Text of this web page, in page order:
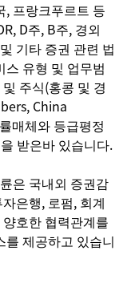
, 프랑크푸르트 등
D주, B주, 경외
기타 증권 관련 법
스 유형 및 업무범
주식(홍콩 및 경
China
매체와 등급평정
받은바 있습니다.
은 국내외 증권감
은행, 로펌, 회계
호한 협력관계를
제공하고 있습니